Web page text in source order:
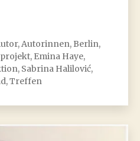
,Autorinnen, Berlin,
, Emina Haye,
, Sabrina Halilović,
,Treffen